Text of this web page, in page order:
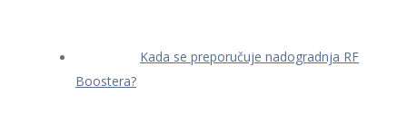
Kada se preporučuje nadogradnja RF
Boostera?